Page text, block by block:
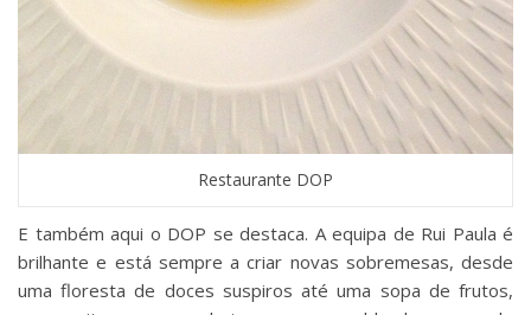
Restaurante DOP
E também aqui o DOP se destaca. A equipa de Rui Paula é
brilhante e está sempre a criar novas sobremesas, desde
uma floresta de doces suspiros até uma sopa de frutos,